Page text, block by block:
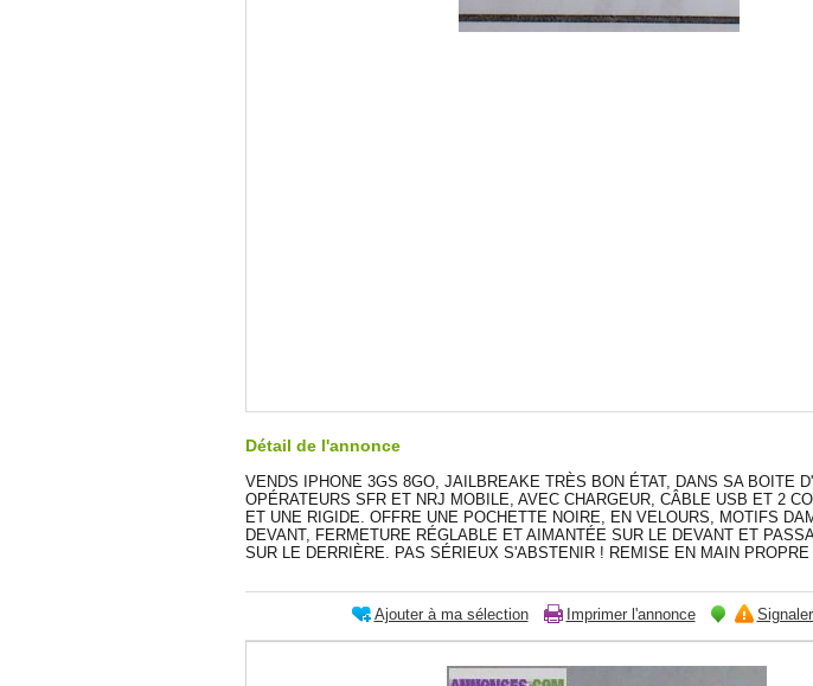
Détail de l'annonce
VENDS IPHONE 3GS 8GO, JAILBREAKE TRÈS BON ÉTAT, DANS SA BOITE
OPÉRATEURS SFR ET NRJ MOBILE, AVEC CHARGEUR, CÂBLE USB ET 2
ET UNE RIGIDE. OFFRE UNE POCHETTE NOIRE, EN VELOURS, MOTIFS
DEVANT, FERMETURE RÉGLABLE ET AIMANTÉE SUR LE DEVANT ET
SUR LE DERRIÈRE. PAS SÉRIEUX S'ABSTENIR ! REMISE EN MAIN PROPRE
Ajouter à ma sélection Imprimer l'annonce